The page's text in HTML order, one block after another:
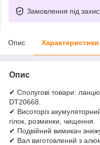
Замовлення під
Опис Характеристики
Опис
✔ Сполугові товари:
DT20668.
✔ Висоторіз
гілок, розминки, чищення.
✔ Подвійний вимикач
✔ Вал виготовлений з